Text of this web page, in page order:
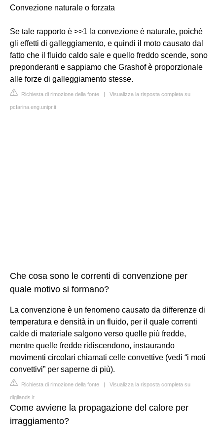
Convezione naturale o forzata
Se tale rapporto è >>1 la convezione è naturale, poiché
gli effetti di galleggiamento, e quindi il moto causato dal
fatto che il fluido caldo sale e quello freddo scende, sono
preponderanti e sappiamo che Grashof è proporzionale
alle forze di galleggiamento stesse.
Richiesta di rimozione della fonte | Visualizza la risposta completa su
pcfarina.eng.unipr.it
Che cosa sono le correnti di convenzione per
quale motivo si formano?
La convenzione è un fenomeno causato da differenze di
temperatura e densità in un fluido, per il quale correnti
calde di materiale salgono verso quelle più fredde,
mentre quelle fredde ridiscendono, instaurando
movimenti circolari chiamati celle convettive (vedi “i moti
convettivi” per saperne di più).
Richiesta di rimozione della fonte | Visualizza la risposta completa su
digilands.it
Come avviene la propagazione del calore per
irraggiamento?